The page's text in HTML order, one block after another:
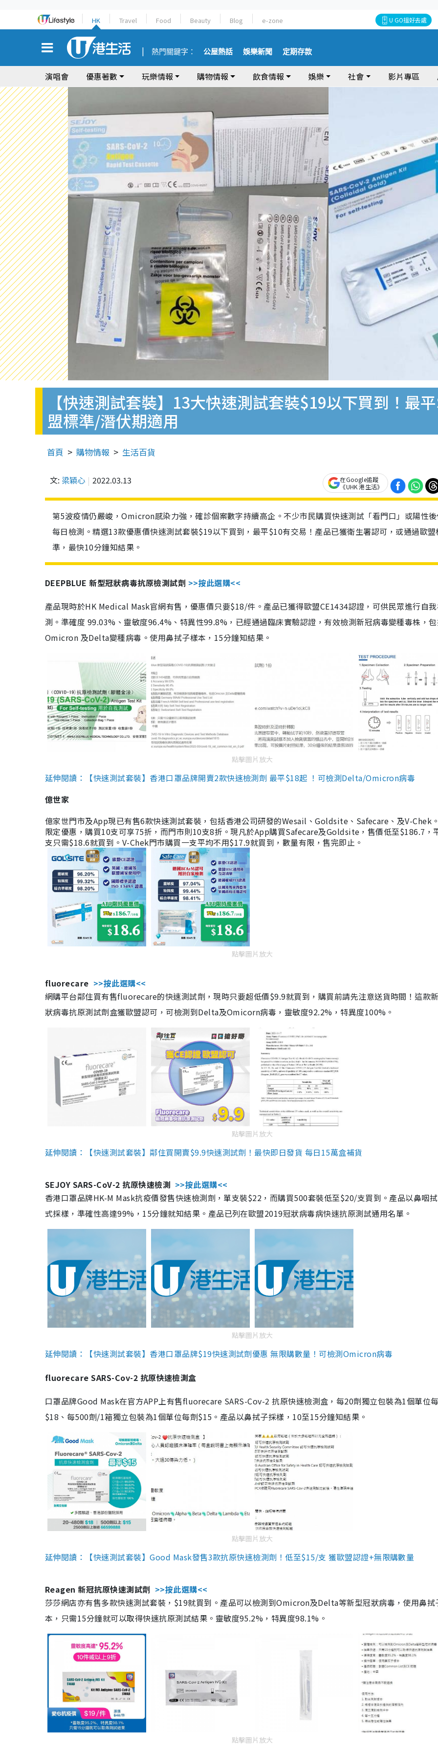
HK Travel Food Beauty Blog e-zone U GO搵好去處
熱門關鍵字： 公屋熱話 娛樂新聞 定期存款
演唱會 優惠著數 玩樂情報 購物情報 飲食情報 娛樂 社會 影片專區
【快速測試套裝】13大快速測試套裝$19以下買到！最
盟標準/潛伏期適用
首頁 購物情報 生活百貨
文: 梁穎心 2022.03.13
在Google追蹤
《UHK 港生活》
第5波疫情仍嚴峻，Omicron感染力強，確診個案數字持續高企。不少市民購買快速測試「看門口」或陽性
每日檢測。精選13款優惠價快速測試套裝$19以下買到，最平$10有交易！產品已獲衛生署認可，或通過歐盟
準，最快10分鐘知結果。
DEEPBLUE 新型冠狀病毒抗原檢測試劑 >>按此選購<<
產品現時於HK Medical Mask官網有售，優惠價只要$18/件。產品已獲得歐盟CE1434認證，可供民眾進行自
測。準確度 99.03%、靈敏度96.4%、特異性99.8%，已經通過臨床實驗認證，有效檢測新冠病毒變種毒株，
Omicron 及Delta變種病毒。使用鼻拭子樣本，15分鐘知結果。
點擊圖片放大
延伸閱讀：【快速測試套裝】香港口罩品牌開賣2款快速檢測劑 最平$18起 ！可檢測Delta/Omicron病毒
億世家
億家世門市及App現已有售6款快速測試套裝，包括香港公司研發的Wesail、Goldsite、Safecare、及V-Chek
限定優惠，購買10支可享75折，而門市則10支8折。現凡於App購買Safecare及Goldsite，售價低至$186.7，
支只需$18.6就買到。V-Chek門市購買一支平均不用$17.9就買到，數量有限，售完即止。
點擊圖片放大
fluorecare >>按此選購<<
網購平台鄰住買有售fluorecare的快速測試劑，現時只要超低價$9.9就買到，購買前請先注意送貨時間！這款
狀病毒抗原測試劑盒獲歐盟認可，可檢測到Delta及Omicorn病毒，靈敏度92.2%，特異度100%。
點擊圖片放大
延伸閱讀：【快速測試套裝】鄰住買開賣$9.9快速測試劑！最快即日發貨 每日15萬盒補貨
SEJOY SARS-CoV-2 抗原快速檢測 >>按此選購<<
香港口罩品牌HK-M Mask抗疫價發售快速檢測劑，單支裝$22，而購買500套裝低至$20/支買到。產品以鼻咽
式採樣，準確性高達99%，15分鐘就知結果。產品已列在歐盟2019冠狀病毒病快速抗原測試通用名單。
點擊圖片放大
延伸閱讀：【快速測試套裝】香港口罩品牌$19快速測試劑優惠 無限購數量！可檢測Omicron病毒
fluorecare SARS-Cov-2 抗原快速檢測盒
口罩品牌Good Mask在官方APP上有售fluorecare SARS-Cov-2 抗原快速檢測盒，每20劑獨立包裝為1個單位
$18、每500劑/1箱獨立包裝為1個單位每劑$15。產品以鼻拭子採樣，10至15分鐘知結果。
點擊圖片放大
延伸閱讀：【快速測試套裝】Good Mask發售3款抗原快速檢測劑！低至$15/支 獲歐盟認證+無限購數量
Reagen 新冠抗原快速測試劑 >>按此選購<<
莎莎網店亦有售多款快速測試套裝，$19就買到。產品可以檢測到Omicron及Delta等新型冠狀病毒，使用鼻拭
本，只需15分鐘就可以取得快速抗原測試結果。靈敏度95.2%，特異度98.1%。
點擊圖片放大